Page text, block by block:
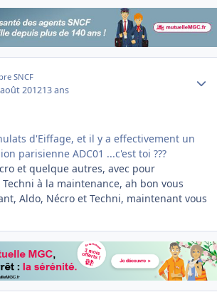
SNCF
201213 ans
d'Eiffage, et il y a effectivement un
parisienne ADC01 ...c'est toi ???
et quelque autres, avec pour
à la maintenance, ah bon vous
Aldo, Nécro et Techni, maintenant vous